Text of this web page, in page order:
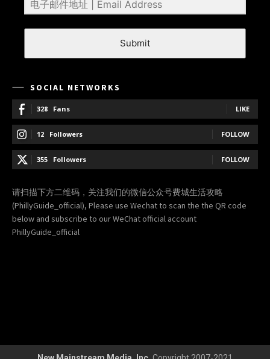
Submit
SOCIAL NETWORKS
328 Fans LIKE
12 Followers FOLLOW
355 Followers FOLLOW
请扫描下方二维码，关注我们的微信公众号费城生活攻略
(PhillyGuide_official), Please use Wechat to scan the the QR code
below and subscribe to our WeChat official account
PhillyGuide_official